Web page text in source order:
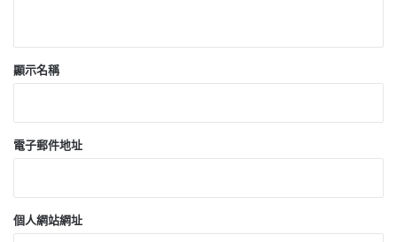
顯示名稱
電子郵件地址
個人網站網址